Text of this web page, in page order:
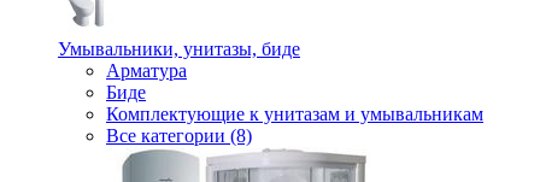
Умывальники, унитазы, биде
Арматура
Биде
Комплектующие к унитазам и умывальникам
Все категории (8)